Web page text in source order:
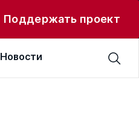
Поддержать проект
Новости